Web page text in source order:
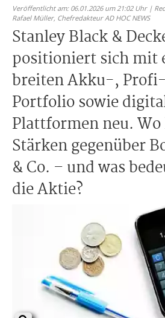
Veröffentlicht am: 06.01.2026 um 21:02 Uhr |
Rafael Müller, Chefredakteur AD HOC NEWS
Stanley Black &
positioniert sich mit
breiten Akku-,
Portfolio sowie
Plattformen neu.
Stärken gegenüber
& Co. – und was
die Aktie?